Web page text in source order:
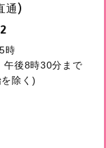
通)
時
午後8時30分まで
除く)